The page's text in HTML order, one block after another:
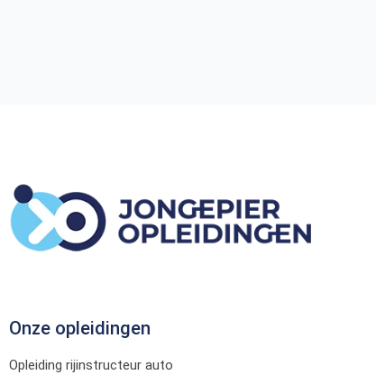
Onze opleidingen
Opleiding rijinstructeur auto